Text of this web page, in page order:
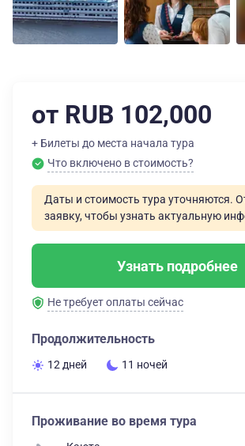
от RUB 102,000
+ Билеты до места начала тура
Что включено в стоимость?
Даты и стоимость тура уточняются.
заявку, чтобы узнать актуальную
Узнать подробнее
Не требует оплаты сейчас
Продолжительность
12 дней 11 ночей
Проживание во время тура